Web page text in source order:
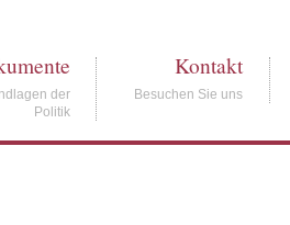
der
Politik
Kontakt
Besuchen Sie uns